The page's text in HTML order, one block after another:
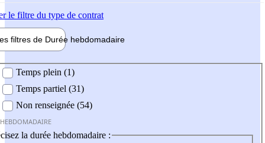
le filtre du type de contrat
filtres de Durée hebdomadaire
Temps plein (1)
Temps partiel (31)
Non renseignée (54)
la durée hebdomadaire :